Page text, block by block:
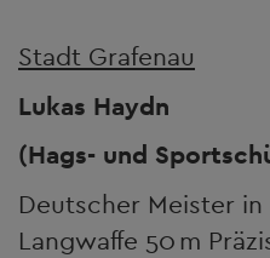
Stadt Grafenau
Lukas Haydn
(Hags- und
Deutscher Meister
Langwaffe 50 m